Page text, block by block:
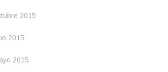
2015
2015
2015